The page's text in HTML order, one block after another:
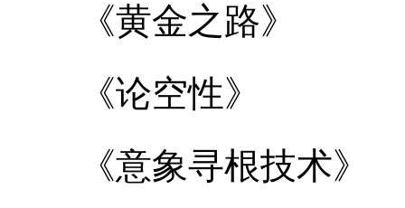
《黄金之路》
《论空性》
《意象寻根技术》